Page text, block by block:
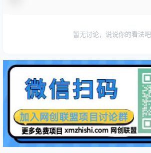
暂无讨论，说说你的看法吧